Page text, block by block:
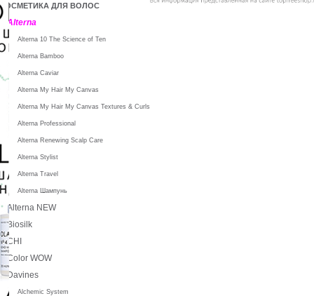
КОСМЕТИКА ДЛЯ ВОЛОС
Alterna
Alterna 10 The Science of Ten
Alterna Bamboo
Alterna Caviar
Alterna My Hair My Canvas
Alterna My Hair My Canvas Textures & Curls
Alterna Professional
Alterna Renewing Scalp Care
Alterna Stylist
Alterna Travel
Alterna Шампунь
Alterna NEW
Biosilk
CHI
Color WOW
Davines
Alchemic System